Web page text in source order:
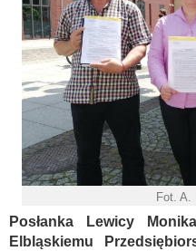
Fot. A.
Posłanka Lewicy
Elbląskiemu